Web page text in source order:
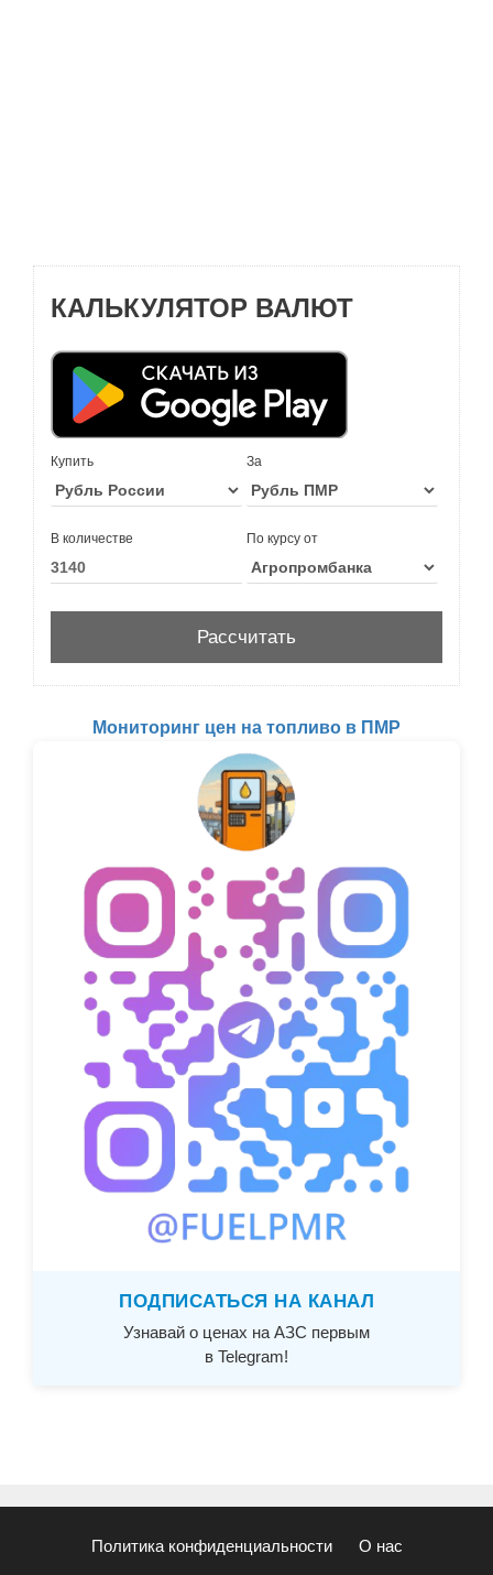
КАЛЬКУЛЯТОР ВАЛЮТ
Купить За
В количестве По курсу от
Мониторинг цен на топливо в ПМР
ПОДПИСАТЬСЯ НА КАНАЛ
Узнавай о ценах на АЗС первым
в Telegram!
Политика конфиденциальности О нас